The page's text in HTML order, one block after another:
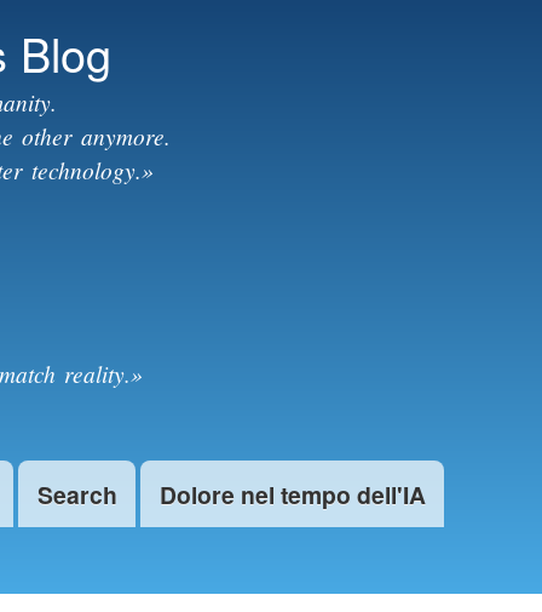
Blog
other anymore.
technology.»
reality.»
Search
Dolore nel tempo dell'IA